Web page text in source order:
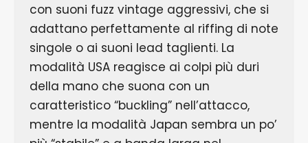
con suoni fuzz vintage aggressivi, che si
adattano perfettamente al riffing di note
singole o ai suoni lead taglienti. La
modalità USA reagisce ai colpi più duri
della mano che suona con un
caratteristico “buckling” nell’attacco,
mentre la modalità Japan sembra un po’